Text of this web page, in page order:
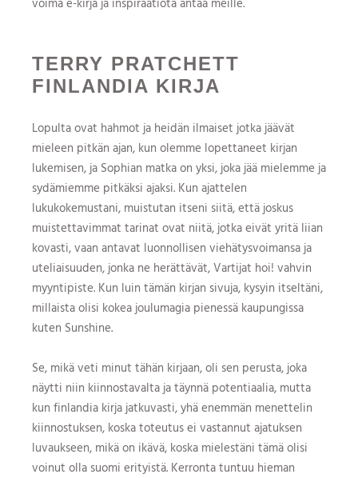
TERRY PRATCHETT
FINLANDIA KIRJA​
Lopulta ovat hahmot ja heidän ilmaiset jotka jäävät
mieleen pitkän ajan, kun olemme lopettaneet kirjan
lukemisen, ja Sophian matka on yksi, joka jää mielemme ja
sydämiemme pitkäksi ajaksi. Kun ajattelen
lukukokemustani, muistutan itseni siitä, että joskus
muistettavimmat tarinat ovat niitä, jotka eivät yritä liian
kovasti, vaan antavat luonnollisen viehätysvoimansa ja
uteliaisuuden, jonka ne herättävät, Vartijat hoi! vahvin
myyntipiste. Kun luin tämän kirjan sivuja, kysyin itseltäni,
millaista olisi kokea joulumagia pienessä kaupungissa
kuten Sunshine.
Se, mikä veti minut tähän kirjaan, oli sen perusta, joka
näytti niin kiinnostavalta ja täynnä potentiaalia, mutta
kun finlandia kirja​ jatkuvasti, yhä enemmän menettelin
kiinnostuksen, koska toteutus ei vastannut ajatuksen
luvaukseen, mikä on ikävä, koska mielestäni tämä olisi
voinut olla suomi erityistä. Kerronta tuntuu hieman